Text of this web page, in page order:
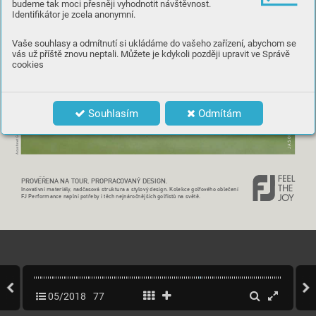
budeme tak moci přesněji vyhodnotit návštěvnost.
Identifikátor je zcela anonymní.
Vaše souhlasy a odmítnutí si ukládáme do vašeho zařízení, abychom se
vás už příště znovu neptali. Můžete je kdykoli později upravit ve Správě
cookies
Souhlasím Odmítám JASON SCRIVENER
PROVER
ENA NA TOUR, PROPRACOVANÝ DESIGN.
 




05/2018 77